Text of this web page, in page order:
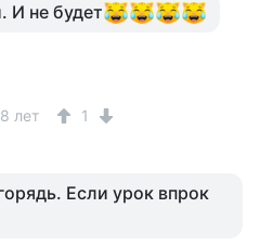
И не будет
8 лет 1
Если урок впрок